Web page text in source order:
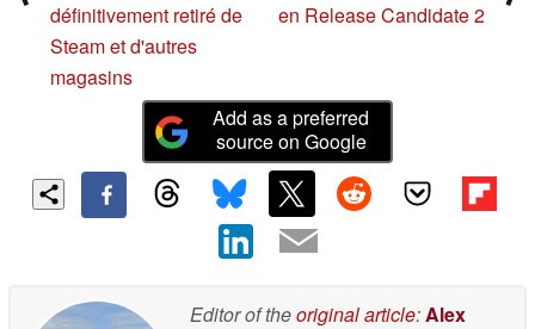
définitivement retiré de
Steam et d'autres
magasins
en Release Candidate 2
Add as a preferred
source on Google
Editor of theoriginal article: Alex